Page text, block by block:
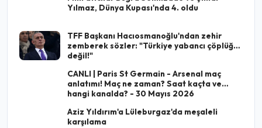
Yılmaz, Dünya Kupası'nda 4. oldu
TFF Başkanı Hacıosmanoğlu'ndan zehir
zemberek sözler: "Türkiye yabancı çöplüğü
değil!"
CANLI | Paris St Germain - Arsenal maç
anlatımı! Maç ne zaman? Saat kaçta ve
hangi kanalda? - 30 Mayıs 2026
Aziz Yıldırım'a Lüleburgaz'da meşaleli
karşılama